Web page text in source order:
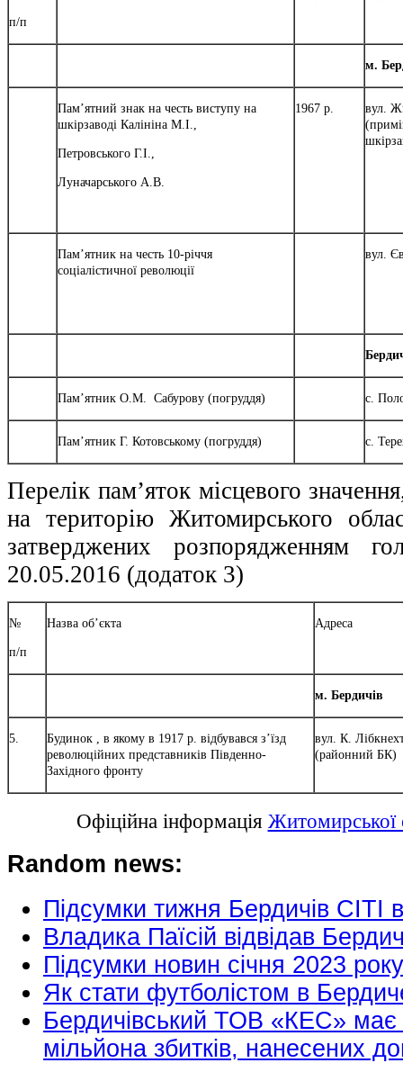
п/п
м.
Пам’ятний знак на честь виступу на
шкірзаводі Калініна М.І.,
Петровського Г.І.,
Луначарського А.В.
1967 р.
вул.
Пам’ятник на честь 10-річчя
соціалістичної революції
вул.
Пам’ятник О.М. Сабурову (погруддя) с.
Пам’ятник Г. Котовському (погруддя) с.
Перелік пам’яток місцевого
на територію Житомирського
затверджених
20.05.2016 (додаток 3)
№
п/п
Назва об’єкта Адреса
м. Бердичів
5.
Будинок , в якому в 1917 р. відбувався з’їзд
революційних представників Південно-
Західного фронту
вул. К.
(районний БК)
Офіційна інформація Житомирської
Random news:
Підсумки тижня Бердичів
Владика Паїсій відвідав
Підсумки новин січня 2023
Як стати футболістом в
Бердичівський ТОВ «КЕС» має
мільйона збитків, нанесених